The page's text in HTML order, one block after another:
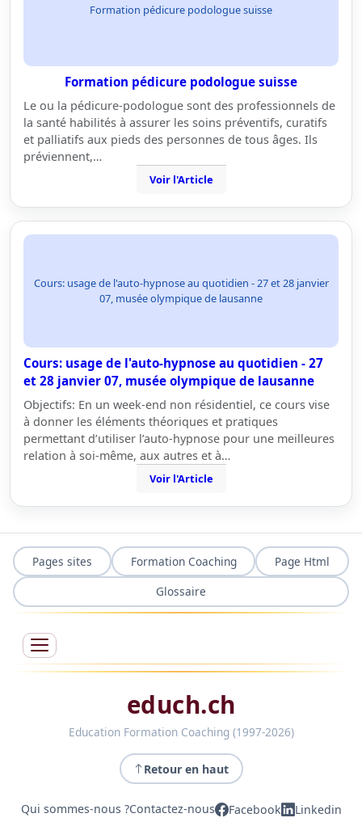
Formation pédicure podologue suisse
Formation pédicure podologue suisse
Le ou la pédicure-podologue sont des professionnels de
la santé habilités à assurer les soins préventifs, curatifs
et palliatifs aux pieds des personnes de tous âges. Ils
préviennent,…
Voir l'Article
Cours: usage de l'auto-hypnose au quotidien - 27 et 28 janvier
07, musée olympique de lausanne
Cours: usage de l'auto-hypnose au quotidien - 27
et 28 janvier 07, musée olympique de lausanne
Objectifs: En un week-end non résidentiel, ce cours vise
à donner les éléments théoriques et pratiques
permettant d’utiliser l’auto-hypnose pour une meilleures
relation à soi-même, aux autres et à…
Voir l'Article
Pages sites Formation Coaching
Page Html
Glossaire
educh.ch
Education Formation Coaching (1997-2026)
Retour en haut
Qui sommes-nous ?Contactez-nous Facebook Linkedin